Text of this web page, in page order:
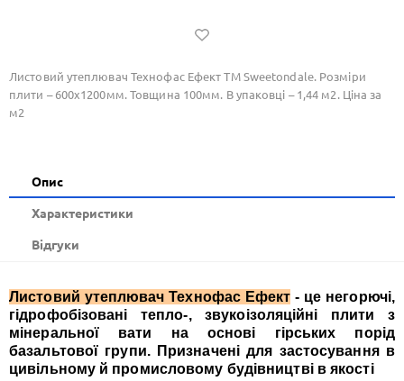
Листовий утеплювач Технофас Ефект ТМ Sweetondale. Розміри
плити – 600х1200мм. Товщина 100мм. В упаковці – 1,44 м2. Ціна за
м2
Опис
Xарактеристики
Відгуки
Листовий утеплювач Технофас Ефект - це негорючі,
гідрофобізовані тепло-, звукоізоляційні плити з
мінеральної вати на основі гірських порід
базальтової групи. Призначені для застосування в
цивільному й промисловому будівництві в якості